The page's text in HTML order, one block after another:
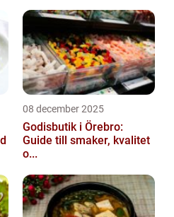
08 december 2025
Godisbutik i Örebro:
Guide till smaker, kvalitet
o...